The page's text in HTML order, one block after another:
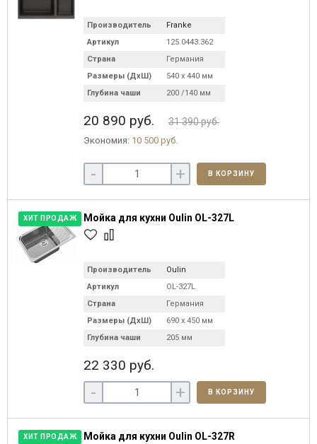
Производитель
Franke
Артикул
125.0443.362
Страна
Германия
Размеры (ДхШ)
540 х 440 мм
Глубина чаши
200 /140 мм
20 890 руб. 31 390 руб.
Экономия: 10 500 руб.
- + В КОРЗИНУ
ХИТ ПРОДАЖ Мойка для кухни Oulin OL-327L
Производитель
Oulin
Артикул
OL-327L
Страна
Германия
Размеры (ДхШ)
690 х 450 мм
Глубина чаши
205 мм
22 330 руб.
- + В КОРЗИНУ
ХИТ ПРОДАЖ Мойка для кухни Oulin OL-327R